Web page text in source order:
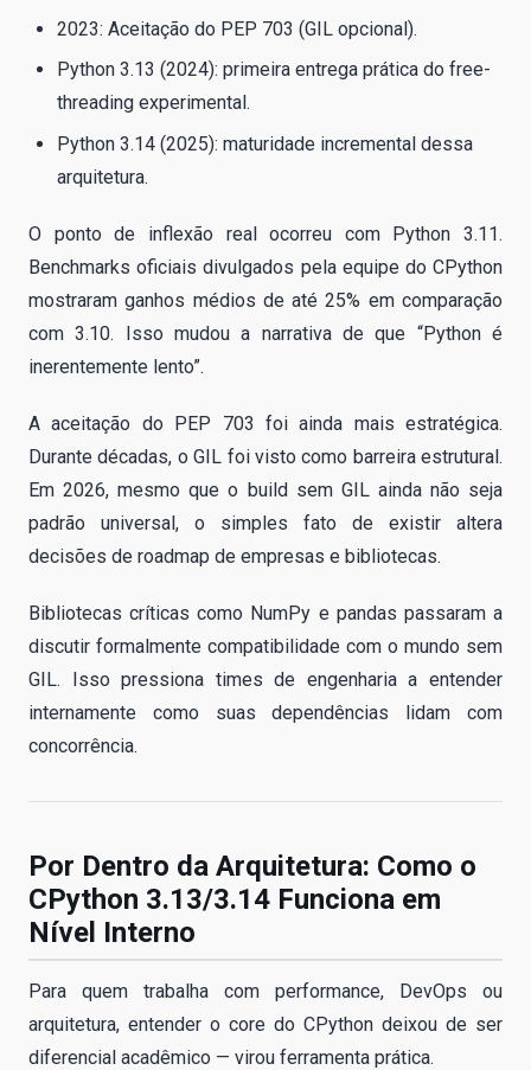
2023: Aceitação do PEP 703 (GIL opcional).
Python 3.13 (2024): primeira entrega prática do free-
threading experimental.
Python 3.14 (2025): maturidade incremental dessa
arquitetura.
O ponto de inflexão real ocorreu com Python 3.11.
Benchmarks oficiais divulgados pela equipe do CPython
mostraram ganhos médios de até 25% em comparação
com 3.10. Isso mudou a narrativa de que “Python é
inerentemente lento”.
A aceitação do PEP 703 foi ainda mais estratégica.
Durante décadas, o GIL foi visto como barreira estrutural.
Em 2026, mesmo que o build sem GIL ainda não seja
padrão universal, o simples fato de existir altera
decisões de roadmap de empresas e bibliotecas.
Bibliotecas críticas como NumPy e pandas passaram a
discutir formalmente compatibilidade com o mundo sem
GIL. Isso pressiona times de engenharia a entender
internamente como suas dependências lidam com
concorrência.
Por Dentro da Arquitetura: Como o
CPython 3.13/3.14 Funciona em
Nível Interno
Para quem trabalha com performance, DevOps ou
arquitetura, entender o core do CPython deixou de ser
diferencial acadêmico — virou ferramenta prática.